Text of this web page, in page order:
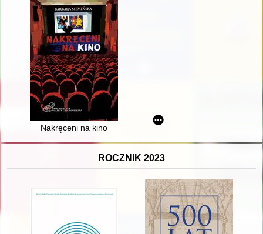
Nakręceni na kino
ROCZNIK 2023